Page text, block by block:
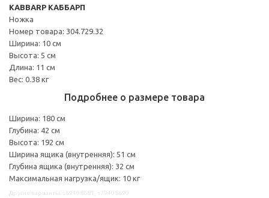
KABBARP КАББАРП
Ножка
Номер товара: 304.729.32
Ширина: 10 см
Высота: 5 см
Длина: 11 см
Вес: 0.38 кг
Подробнее о размере товара
Ширина: 180 см
Глубина: 42 см
Высота: 192 см
Ширина ящика (внутренняя): 51 см
Глубина ящика (внутренняя): 32 см
Максимальная нагрузка/ящик: 10 кг